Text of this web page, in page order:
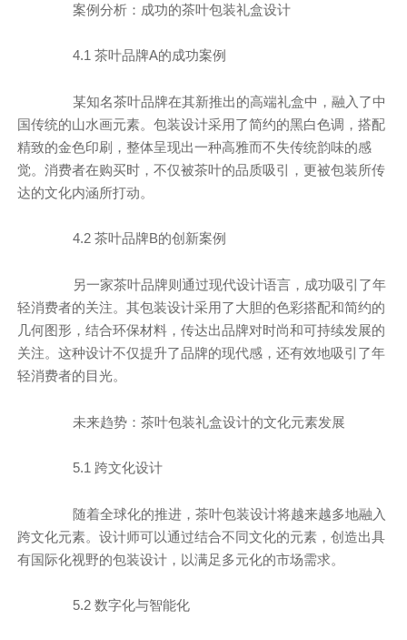
案例分析：成功的茶叶包装礼盒设计
4.1 茶叶品牌A的成功案例
某知名茶叶品牌在其新推出的高端礼盒中，融入了中
国传统的山水画元素。包装设计采用了简约的黑白色调，搭配
精致的金色印刷，整体呈现出一种高雅而不失传统韵味的感
觉。消费者在购买时，不仅被茶叶的品质吸引，更被包装所传
达的文化内涵所打动。
4.2 茶叶品牌B的创新案例
另一家茶叶品牌则通过现代设计语言，成功吸引了年
轻消费者的关注。其包装设计采用了大胆的色彩搭配和简约的
几何图形，结合环保材料，传达出品牌对时尚和可持续发展的
关注。这种设计不仅提升了品牌的现代感，还有效地吸引了年
轻消费者的目光。
未来趋势：茶叶包装礼盒设计的文化元素发展
5.1 跨文化设计
随着全球化的推进，茶叶包装设计将越来越多地融入
跨文化元素。设计师可以通过结合不同文化的元素，创造出具
有国际化视野的包装设计，以满足多元化的市场需求。
5.2 数字化与智能化